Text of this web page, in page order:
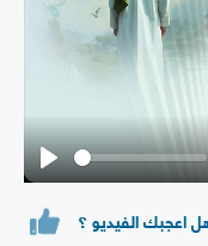
Play
اعجبك الفيديو ؟